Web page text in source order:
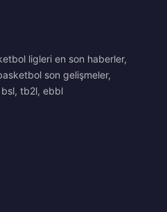
ligleri en son haberler,
son gelişmeler,
tb2l, ebbl